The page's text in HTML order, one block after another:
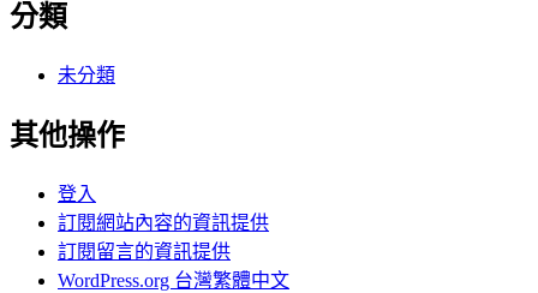
分類
未分類
其他操作
登入
訂閱網站內容的資訊提供
訂閱留言的資訊提供
WordPress.org 台灣繁體中文